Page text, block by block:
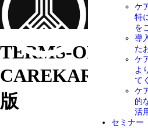
ケ
特
を
導
た
ケ
よ
て
ケ
的
活
セミナー
TERMS-OF-
CAREKARTE利
版